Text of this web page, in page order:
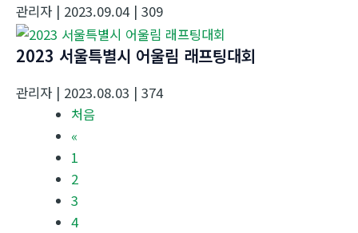
관리자 | 2023.09.04 | 309
2023 서울특별시 어울림 래프팅대회
관리자 | 2023.08.03 | 374
처음
«
1
2
3
4